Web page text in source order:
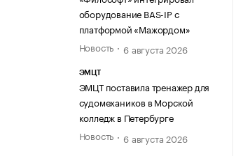
оборудование BAS-IP с
платформой «Мажордом»
Новость
6 августа 2026
ЭМЦТ
ЭМЦТ поставила тренажер для
судомехаников в Морской
колледж в Петербурге
Новость
6 августа 2026